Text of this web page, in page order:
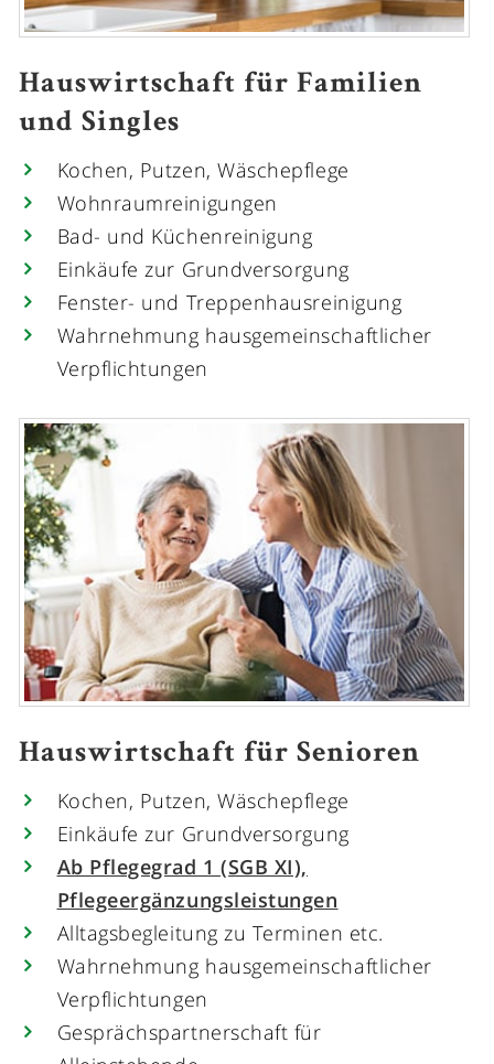
Hauswirtschaft für Familien
und Singles
Kochen, Putzen, Wäschepflege
Wohnraumreinigungen
Bad- und Küchenreinigung
Einkäufe zur Grundversorgung
Fenster- und Treppenhausreinigung
Wahrnehmung hausgemeinschaftlicher
Verpflichtungen
Hauswirtschaft für Senioren
Kochen, Putzen, Wäschepflege
Einkäufe zur Grundversorgung
Ab Pflegegrad 1 (SGB XI),
Pflegeergänzungsleistungen
Alltagsbegleitung zu Terminen etc.
Wahrnehmung hausgemeinschaftlicher
Verpflichtungen
Gesprächspartnerschaft für